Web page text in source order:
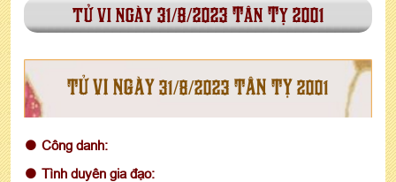
tử vi ngày 31/8/2023 Tân Tỵ 2001
TỬ VI NGÀY 31/8/2023 TÂN TỴ 2001
Công danh:
Tình duyên gia đạo: